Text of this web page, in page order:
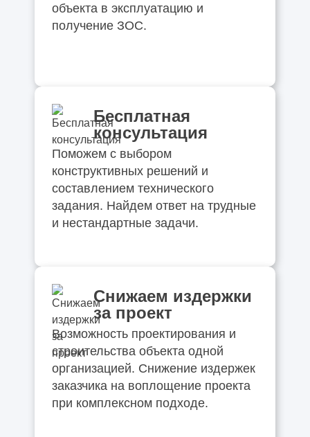
объекта в эксплуатацию и
получение ЗОС.
Бесплатная
консультация
Поможем с выбором
конструктивных решений и
составлением технического
задания. Найдем ответ на трудные
и нестандартные задачи.
Снижаем издержки
за проект
Возможность проектирования и
строительства объекта одной
организацией. Снижение издержек
заказчика на воплощение проекта
при комплексном подходе.